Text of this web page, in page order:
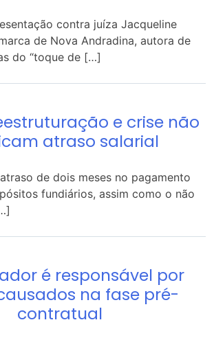
contra juíza Jacqueline
de Nova Andradina, autora de
do “toque de […]
e crise não
atraso salarial
de dois meses no pagamento
fundiários, assim como o não
é responsável por
na fase pré-
contratual